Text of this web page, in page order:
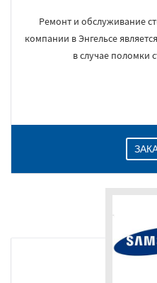
Ремонт и обслуживание
компании в Энгельсе
в случае поломки